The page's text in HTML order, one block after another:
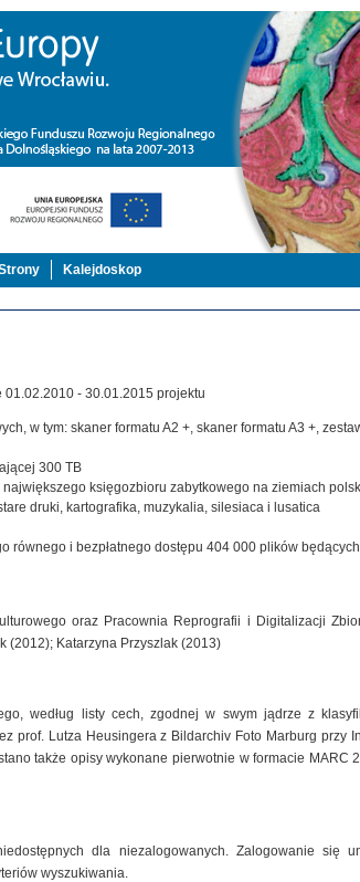
Kalejdoskop
- 30.01.2015 projektu
w tym: skaner formatu A2 +, skaner formatu A3 +,
300 TB
księgozbioru zabytkowego na ziemiach
druki, kartografika, muzykalia, silesiaca i lusatica
i bezpłatnego dostępu 404 000 plików
oraz Pracownia Reprografii i Digitalizacji
(2012); Katarzyna Przyszlak (2013)
według listy cech, zgodnej w swym jądrze z
prof. Lutza Heusingera z Bildarchiv Foto Marburg przy
także opisy wykonane pierwotnie w formacie MARC
dla niezalogowanych. Zalogowanie się
wyszukiwania.